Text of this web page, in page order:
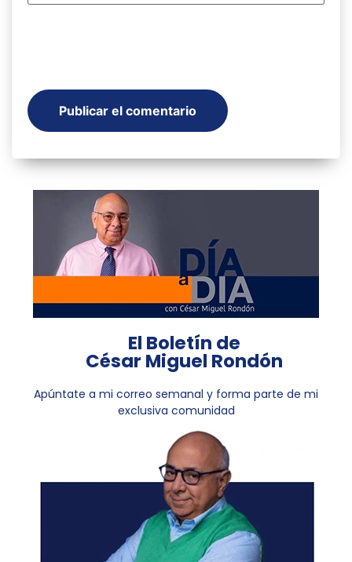
El Boletín de
César Miguel Rondón
Apúntate a mi correo semanal y forma parte de mi
exclusiva comunidad